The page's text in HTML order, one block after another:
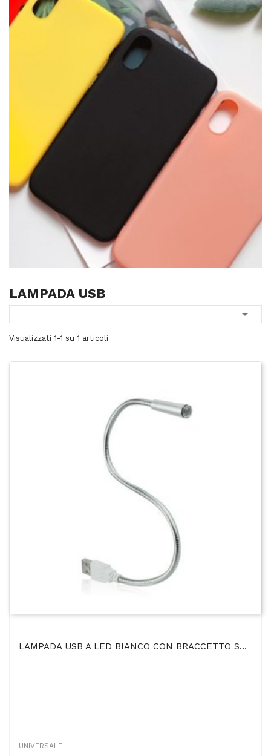
LAMPADA USB

Visualizzati 1-1 su 1 articoli
LAMPADA USB A LED BIANCO CON BRACCETTO SEMI-RIGIDO LUNGHEZZA 27 Cm
UNIVERSALE